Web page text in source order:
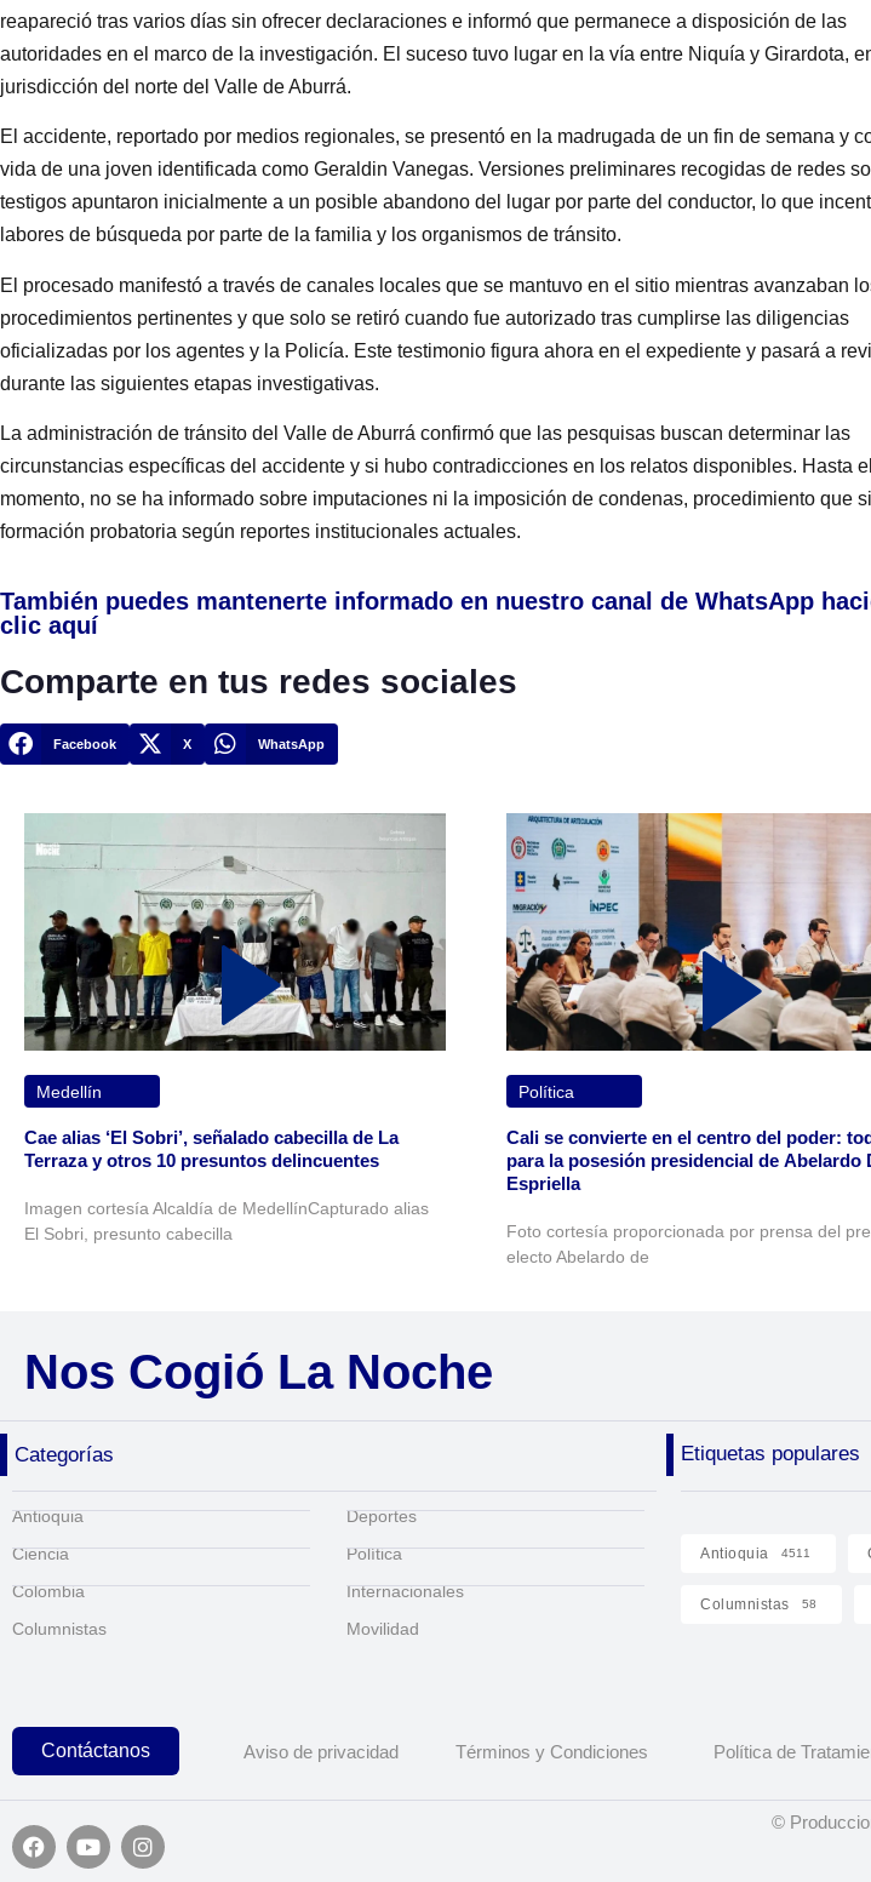
reapareció tras varios días sin ofrecer declaraciones e informó que permanece a disposición de las
autoridades en el marco de la investigación. El suceso tuvo lugar en la vía entre Niquía y Girardota,
jurisdicción del norte del Valle de Aburrá.
El accidente, reportado por medios regionales, se presentó en la madrugada de un fin de semana y
vida de una joven identificada como Geraldin Vanegas. Versiones preliminares recogidas de redes
testigos apuntaron inicialmente a un posible abandono del lugar por parte del conductor, lo que
labores de búsqueda por parte de la familia y los organismos de tránsito.
El procesado manifestó a través de canales locales que se mantuvo en el sitio mientras avanzaban
procedimientos pertinentes y que solo se retiró cuando fue autorizado tras cumplirse las diligencias
oficializadas por los agentes y la Policía. Este testimonio figura ahora en el expediente y pasará a
durante las siguientes etapas investigativas.
La administración de tránsito del Valle de Aburrá confirmó que las pesquisas buscan determinar las
circunstancias específicas del accidente y si hubo contradicciones en los relatos disponibles. Hasta el
momento, no se ha informado sobre imputaciones ni la imposición de condenas, procedimiento que
formación probatoria según reportes institucionales actuales.
También puedes mantenerte informado en nuestro canal de WhatsApp
clic aquí
Comparte en tus redes sociales
Facebook X WhatsApp
Medellín
Cae alias ‘El Sobri’, señalado cabecilla de La
Terraza y otros 10 presuntos delincuentes
Imagen cortesía Alcaldía de MedellínCapturado alias
El Sobri, presunto cabecilla
Política
Cali se convierte en el centro del poder:
para la posesión presidencial de Abelardo
Espriella
Foto cortesía proporcionada por prensa del
electo Abelardo de
Nos Cogió La Noche
Categorías Etiquetas populares
Antioquia
Ciencia
Colombia
Columnistas
Deportes
Política
Internacionales
Movilidad
Antioquia 4511
Columnistas 58
Contáctanos Aviso de privacidad Términos y Condiciones Política de
©